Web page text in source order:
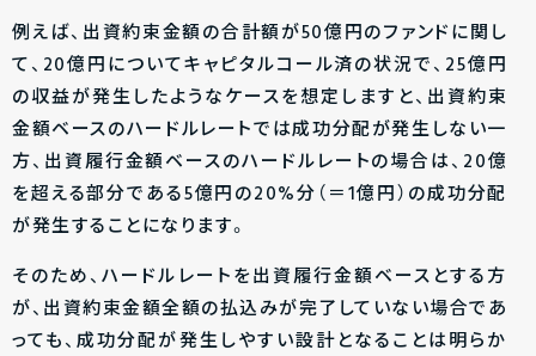
例えば、出資約束金額の合計額が50億円のファンドに関し
て、20億円についてキャピタルコール済の状況で、25億円
の収益が発生したようなケースを想定しますと、出資約束
金額ベースのハードルレートでは成功分配が発生しない一
方、出資履行金額ベースのハードルレートの場合は、20億
を超える部分である5億円の20%分（＝1億円）の成功分配
が発生することになります。
そのため、ハードルレートを出資履行金額ベースとする方
が、出資約束金額全額の払込みが完了していない場合であ
っても、成功分配が発生しやすい設計となることは明らか